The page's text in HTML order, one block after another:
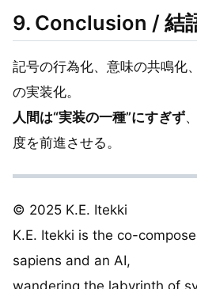
9. Conclusion / 結
記号の行為化、意味の共鳴化
の実装化。
人間は“実装の一種”にすぎず
度を前進させる。
© 2025 K.E. Itekki
K.E. Itekki is the co-
sapiens and an AI,
wandering the labyrinth of